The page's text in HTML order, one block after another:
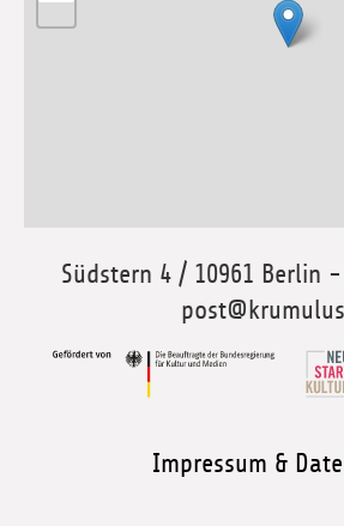
Südstern 4 / 10961 Berlin
Impressum &